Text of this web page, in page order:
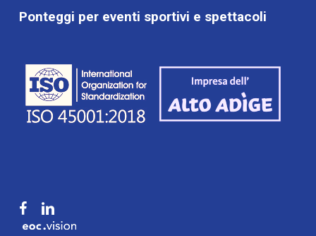
Ponteggi per eventi sportivi e spettacoli
facebooklinkedin